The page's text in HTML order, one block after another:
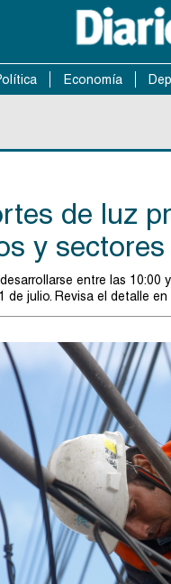
Economía
de luz
y
entre las
de julio. Revisa el detalle